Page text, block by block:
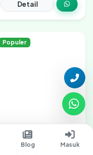
Detail
Populer
Bunga Papan
Blog Masuk